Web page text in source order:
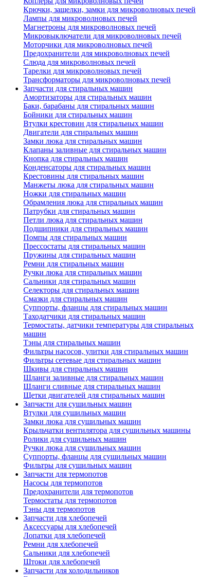
Крючки, защелки, замки для микроволновых печей
Лампы для микроволновых печей
Магнетроны для микроволновых печей
Микровыключатели для микроволновых печей
Моторчики для микроволновых печей
Предохранители для микроволновых печей
Слюда для микроволновых печей
Тарелки для микроволновых печей
Трансформаторы для микроволновых печей
Запчасти для стиральных машин
Амортизаторы для стиральных машин
Баки, барабаны для стиральных машин
Бойники для стиральных машин
Втулки крестовин для стиральных машин
Двигатели для стиральных машин
Замки люка для стиральных машин
Клапаны заливные для стиральных машин
Кнопка для стиральных машин
Конденсаторы для стиральных машин
Крестовины для стиральных машин
Манжеты люка для стиральных машин
Ножки для стиральных машин
Обрамления люка для стиральных машин
Патрубки для стиральных машин
Петли люка для стиральных машин
Подшипники для стиральных машин
Помпы для стиральных машин
Прессостаты для стиральных машин
Пружины для стиральных машин
Ремни для стиральных машин
Ручки люка для стиральных машин
Сальники для стиральных машин
Селекторы для стиральных машин
Смазки для стиральных машин
Суппорты, фланцы для стиральных машин
Таходатчики для стиральных машин
Термостаты, датчики температуры для стиральных
машин
Тэны для стиральных машин
Фильтры насосов, улитки для стиральных машин
Фильтры сетевые для стиральных машин
Шкивы для стиральных машин
Шланги заливные для стиральных машин
Шланги сливные для стиральных машин
Щетки двигателей для стиральных машин
Запчасти для сушильных машин
Втулки для сушильных машин
Замки люка для сушильных машин
Крыльчатки вентилятора для сушильных машины
Ролики для сушильных машин
Ручки люка для сушильных машин
Суппорты, фланцы для сушильных машин
Фильтры для сушильных машин
Запчасти для термопотов
Насосы для термопотов
Предохранители для термопотов
Термостаты для термопотов
Тэны для термопотов
Запчасти для хлебопечей
Аксессуары для хлебопечей
Лопатки для хлебопечей
Ремни для хлебопечей
Сальники для хлебопечей
Штоки для хлебопечей
Запчасти для холодильников